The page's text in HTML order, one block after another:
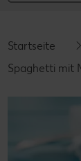
Startseite
Spaghetti mit